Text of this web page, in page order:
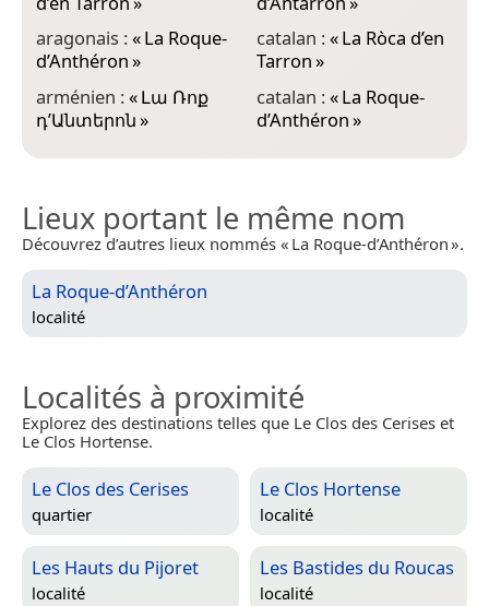
aragonais :«La Roque-
d’Anthéron»
arménien :«Լա Ռոք
դ’Անտերոն»
catalan :«La Ròca d’en
Tarron»
catalan :«La Roque-
d’Anthéron»
Lieux portant le même nom
Découvrez d’autres lieux nommés « La Roque-d’Anthéron ».
La Roque-d’Anthéron
localité
Localités à proximité
Explorez des destinations telles que Le Clos des Cerises et
Le Clos Hortense.
Le Clos des Cerises
quartier
Le Clos Hortense
localité
Les Hauts du Pijoret
localité
Les Bastides du Roucas
localité